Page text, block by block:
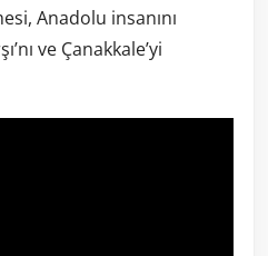
Anadolu insanını
ve Çanakkale’yi